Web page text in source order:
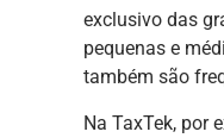
exclusivo das
pequenas e
também são
Na TaxTek, por